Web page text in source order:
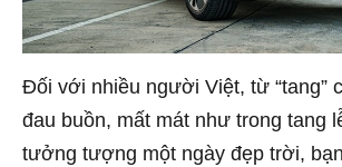
Đối với nhiều người Việt, từ “tang”
đau buồn, mất mát như trong tang
tưởng tượng một ngày đẹp trời,